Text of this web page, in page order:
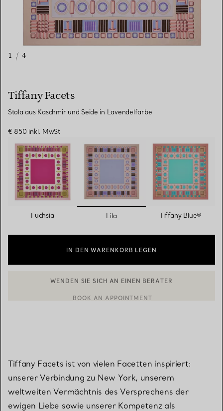
1 / 4
Tiffany Facets
Stola aus Kaschmir und Seide in Lavendelfarbe
€ 850 inkl. MwSt
Fuchsia ausgewählt
Lila Tiffany Blue®
IN DEN WARENKORB LEGEN
Tiffany Facets ist von vielen Facetten inspiriert:
unserer Verbindung zu New York, unserem
weltweiten Vermächtnis des Versprechens der
ewigen Liebe sowie unserer Kompetenz als